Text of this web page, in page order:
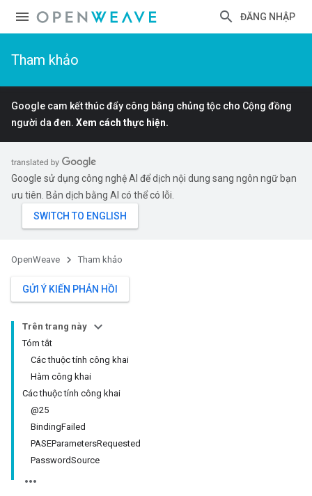
ĐĂNG NHẬP
Tham khảo
Google cam kết thúc đẩy công bằng chủng tộc cho Cộng đồng
người da đen. Xem cách thực hiện.
Google sử dụng công nghệ AI để dịch nội dung sang ngôn ngữ bạn
ưu tiên. Bản dịch bằng AI có thể có lỗi.
OpenWeave Tham khảo
GỬI Ý KIẾN PHẢN HỒI
Trên trang này
Tóm tắt
Các thuộc tính công khai
Hàm công khai
Các thuộc tính công khai
@25
BindingFailed
PASEParametersRequested
PasswordSource